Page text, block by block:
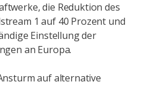
die Reduktion des
1 auf 40 Prozent und
Einstellung der
an Europa.
auf alternative